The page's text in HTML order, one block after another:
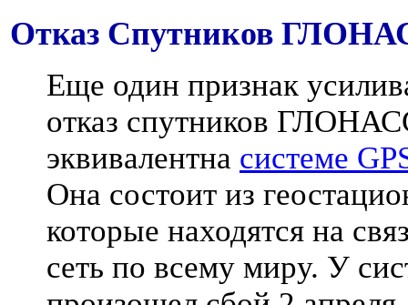
Отказ Спутников
Еще один признак
отказ спутников
эквивалентна системе
Она состоит из
которые находятся на
сеть по всему миру. У